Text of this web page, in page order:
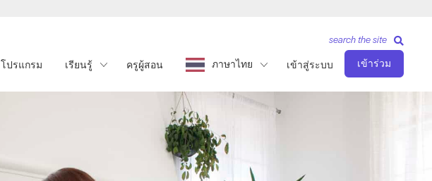
โปรแกรม เรียนรู้ ครูผู้สอน ภาษาไทย เข้าสู่ระบบ เข้าร่วม
search the site